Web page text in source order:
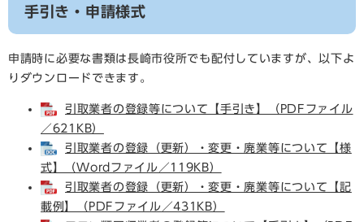
手引き・申請様式
申請時に必要な書類は長崎市役所でも配付していますが、以下よ
りダウンロードできます。
引取業者の登録等について【手引き】（PDFファイル
／621KB）
引取業者の登録（更新）・変更・廃業等について【様
式】（Wordファイル／119KB）
引取業者の登録（更新）・変更・廃業等について【記
載例】（PDFファイル／431KB）